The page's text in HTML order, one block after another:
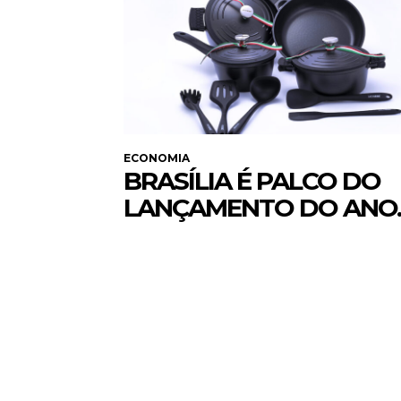
ECONOMIA
BRASÍLIA É PALCO DO
LANÇAMENTO DO ANO.